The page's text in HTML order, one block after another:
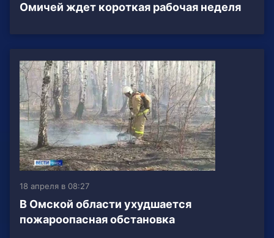
Омичей ждет короткая рабочая неделя
18 апреля в 08:27
В Омской области ухудшается
пожароопасная обстановка